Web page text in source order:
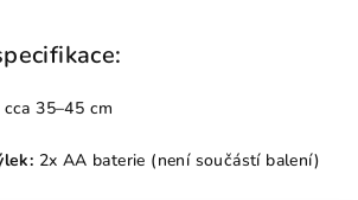
cca 35–45 cm
2x AA baterie (není součástí balení)